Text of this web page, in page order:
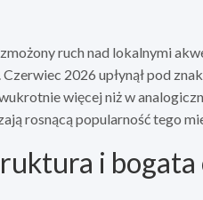
ruch nad lokalnymi
2026 upłynął pod
więcej niż w
rosnącą popularność tego
i